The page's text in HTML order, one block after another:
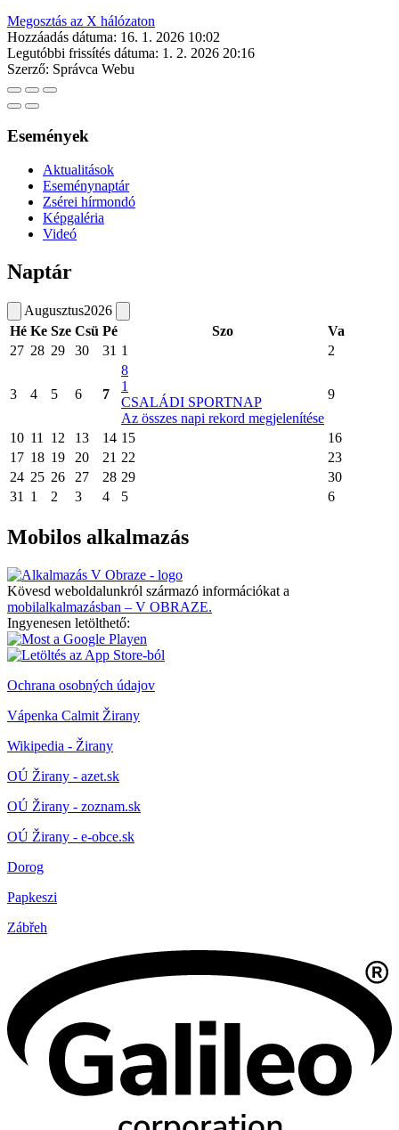
Megosztás az X hálózaton
Hozzáadás dátuma: 16. 1. 2026 10:02
Legutóbbi frissítés dátuma: 1. 2. 2026 20:16
Szerző: Správca Webu
Események
Aktualitások
Eseménynaptár
Zsérei hírmondó
Képgaléria
Videó
Naptár
Augusztus2026
Hé Ke Sze Csü Pé Szo
Va
27 28 29 30 31 1 2
3 4 5 6 7
8
1
CSALÁDI SPORTNAP
Az összes napi rekord megjelenítése
9
10 11 12 13 14 15
16
17 18 19 20 21 22
23
24 25 26 27 28 29
30
31
1 2 3 4 5 6
Mobilos alkalmazás
Kövesd weboldalunkról származó információkat a
mobilalkalmazásban – V OBRAZE.
Ingyenesen letölthető:
Ochrana osobných údajov
Vápenka Calmit Žirany
Wikipedia - Žirany
OÚ Žirany - azet.sk
OÚ Žirany - zoznam.sk
OÚ Žirany - e-obce.sk
Dorog
Papkeszi
Zábřeh